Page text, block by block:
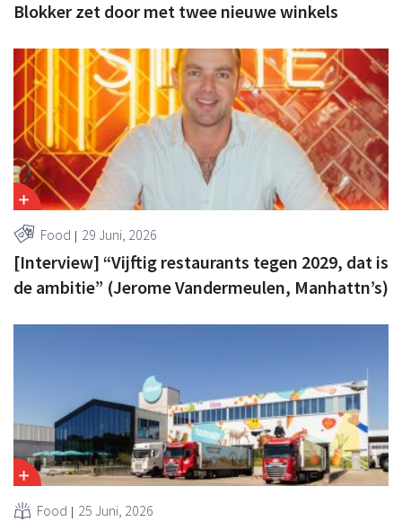
Blokker zet door met twee nieuwe winkels
Food 29 Juni, 2026
[Interview] “Vijftig restaurants tegen 2029, dat is
de ambitie” (Jerome Vandermeulen, Manhattn’s)
Food 25 Juni, 2026